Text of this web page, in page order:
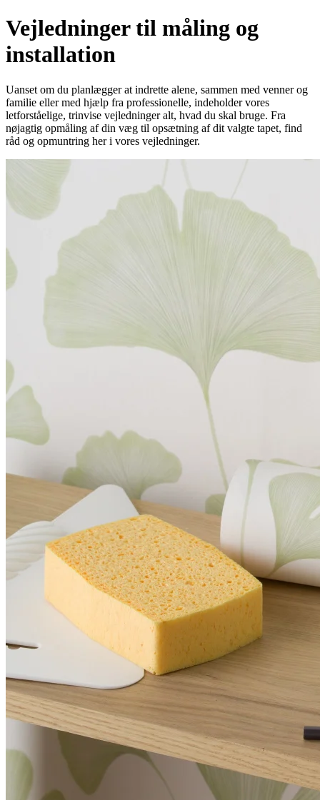
Vejledninger til måling og
installation
Uanset om du planlægger at indrette alene, sammen med venner og
familie eller med hjælp fra professionelle, indeholder vores
letforståelige, trinvise vejledninger alt, hvad du skal bruge. Fra
nøjagtig opmåling af din væg til opsætning af dit valgte tapet, find
råd og opmuntring her i vores vejledninger.